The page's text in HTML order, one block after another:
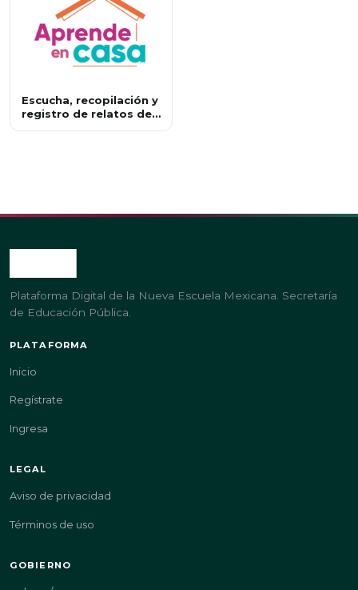
Escucha, recopilación y
registro de relatos de
Plataforma Digital de la Nueva Escuela Mexicana. Secretaría
de Educación Pública.
PLATAFORMA
Inicio
Regístrate
Ingresa
LEGAL
Aviso de privacidad
Términos de uso
GOBIERNO